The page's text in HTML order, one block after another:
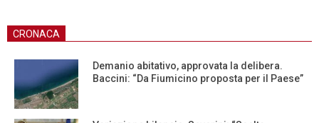
CRONACA
Demanio abitativo, approvata la delibera.
Baccini: “Da Fiumicino proposta per il Paese”